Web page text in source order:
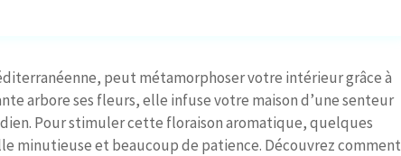
peut métamorphoser votre intérieur grâce à
arbore ses fleurs, elle infuse votre maison d’une senteur
Pour stimuler cette floraison aromatique, quelques
minutieuse et beaucoup de patience. Découvrez comment